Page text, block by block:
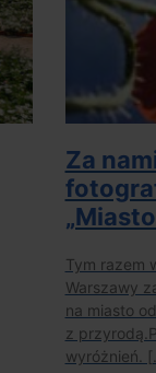
Za
Tym razem
Warszawy
na miasto
z
wyróżnień.